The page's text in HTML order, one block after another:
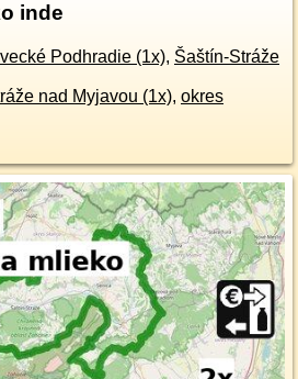
inde
Podhradie (1x), Šaštín-Stráže
nad Myjavou (1x), okres